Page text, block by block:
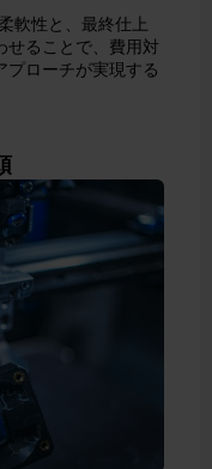
軟性と、最終仕上
せることで、費用対
プローチが実現する